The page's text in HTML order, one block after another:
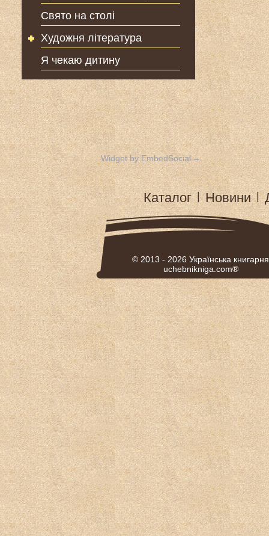
Свято на столі
Художня література
Я чекаю дитину
Widget by EmbedSocial→
Каталог | Новини |
© 2013 - 2026 Українська книгарня
uchebnikniga.com®